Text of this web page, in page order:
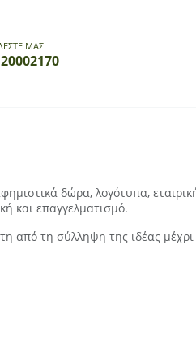
ΜΑΣ
δώρα, λογότυπα,
και επαγγελματισμό.
από τη σύλληψη της ιδέας